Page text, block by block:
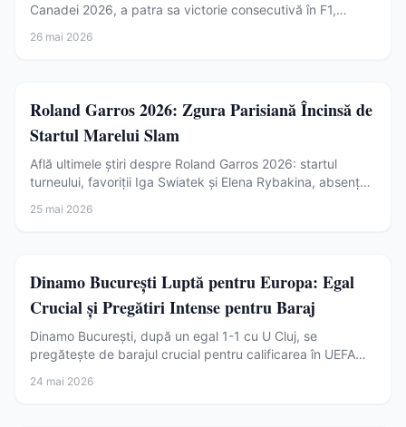
Canadei 2026, a patra sa victorie consecutivă în F1,
abandonat, iar Lewis Hamilton și Max Verstappen au
26 mai 2026
Sport
Roland Garros 2026: Zgura Parisiană Încinsă de
Startul Marelui Slam
Află ultimele știri despre Roland Garros 2026: startul
turneului, favoriții Iga Swiatek și Elena Rybakina, absența
25 mai 2026
Sport
Dinamo București Luptă pentru Europa: Egal
Crucial și Pregătiri Intense pentru Baraj
Dinamo București, după un egal 1-1 cu U Cluj, se
pregătește de barajul crucial pentru calificarea în UEFA
24 mai 2026